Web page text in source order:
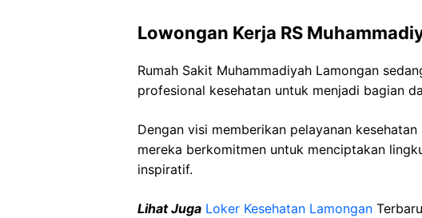
Lowongan Kerja RS
Rumah Sakit Muhammadiyah Lamongan
profesional kesehatan untuk menjadi bagian
Dengan visi memberikan pelayanan
mereka berkomitmen untuk menciptakan
inspiratif.
Lihat Juga Loker Kesehatan Lamongan